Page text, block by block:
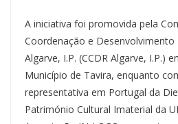
A iniciativa foi promovida pela
Coordenação e Desenvolvimento
Algarve, I.P. (CCDR Algarve, I.P.)
Município de Tavira, enquanto
representativa em Portugal da
Património Cultural Imaterial da